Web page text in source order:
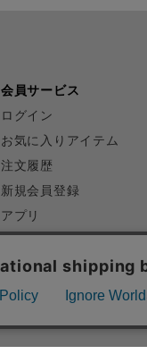
会員サービス
ログイン
お気に入りアイテム
注文履歴
新規会員登録
アプリ